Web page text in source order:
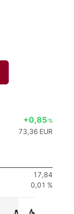
+0,85 %
73,36 EUR
17,84
0,01 %